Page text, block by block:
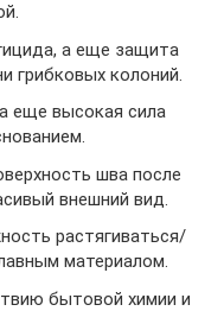
а еще защита
грибковых колоний.
еще высокая сила
шва после
внешний вид.
растягиваться/
материалом.
бытовой химии и